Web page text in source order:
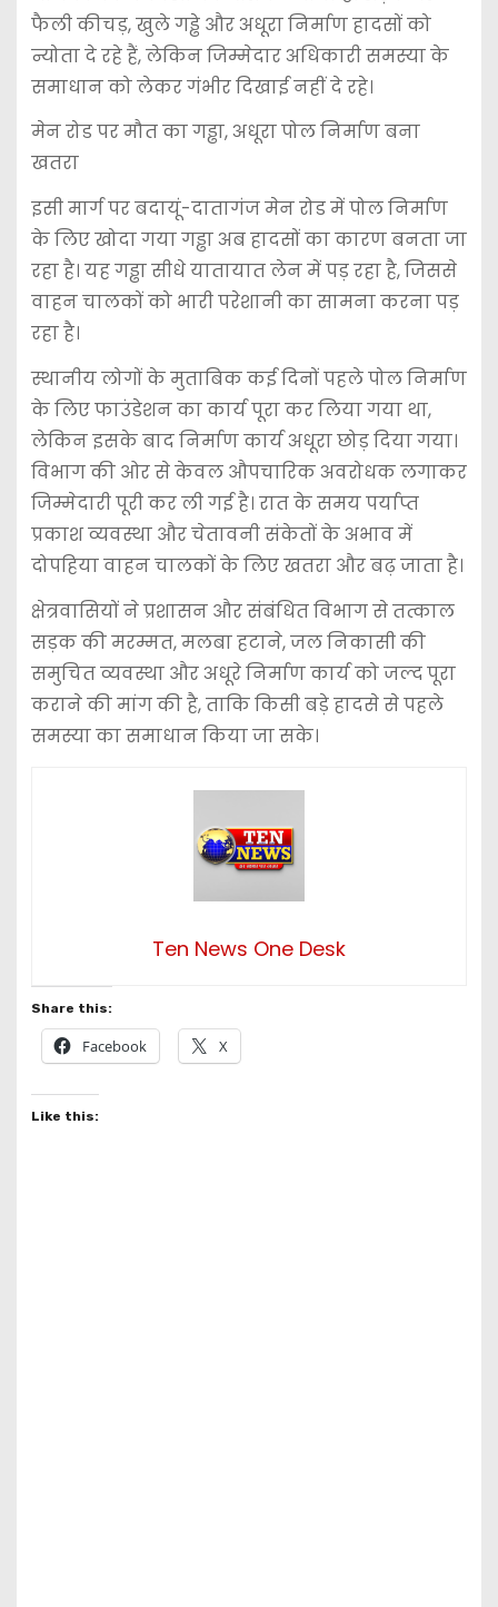
फैली कीचड़, खुले गड्ढे और अधूरा निर्माण हादसों को
न्योता दे रहे हैं, लेकिन जिम्मेदार अधिकारी समस्या के
समाधान को लेकर गंभीर दिखाई नहीं दे रहे।
मेन रोड पर मौत का गड्ढा, अधूरा पोल निर्माण बना
खतरा
इसी मार्ग पर बदायूं-दातागंज मेन रोड में पोल निर्माण
के लिए खोदा गया गड्ढा अब हादसों का कारण बनता जा
रहा है। यह गड्ढा सीधे यातायात लेन में पड़ रहा है, जिससे
वाहन चालकों को भारी परेशानी का सामना करना पड़
रहा है।
स्थानीय लोगों के मुताबिक कई दिनों पहले पोल निर्माण
के लिए फाउंडेशन का कार्य पूरा कर लिया गया था,
लेकिन इसके बाद निर्माण कार्य अधूरा छोड़ दिया गया।
विभाग की ओर से केवल औपचारिक अवरोधक लगाकर
जिम्मेदारी पूरी कर ली गई है। रात के समय पर्याप्त
प्रकाश व्यवस्था और चेतावनी संकेतों के अभाव में
दोपहिया वाहन चालकों के लिए खतरा और बढ़ जाता है।
क्षेत्रवासियों ने प्रशासन और संबंधित विभाग से तत्काल
सड़क की मरम्मत, मलबा हटाने, जल निकासी की
समुचित व्यवस्था और अधूरे निर्माण कार्य को जल्द पूरा
कराने की मांग की है, ताकि किसी बड़े हादसे से पहले
समस्या का समाधान किया जा सके।
Ten News One Desk
Share this:
Facebook X
Like this: